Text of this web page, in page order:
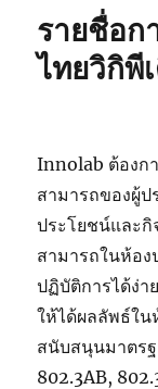
รายชื่อก
ไทยวิกิพี
Innolab ต้องก
สามารถของผู้ป
ประโยชน์และกิ
สามารถในห้อง
ปฏิบัติการได้ง่
ให้ได้ผลลัพธ์ใ
สนับสนุนมาตรฐ
802.3AB,